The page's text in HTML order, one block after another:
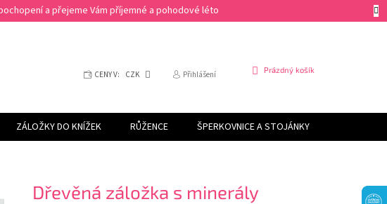
a přejeme Vám příjemné a pohodové léto
CENY V: CZK Přihlášení
NÁKUPNÍ
Prázdný košík
ZÁLOŽKY DO KNÍŽEK RŮŽENCE ŠPERKOVNICE A STOJÁNKY
Dřevěná záložka s minerály